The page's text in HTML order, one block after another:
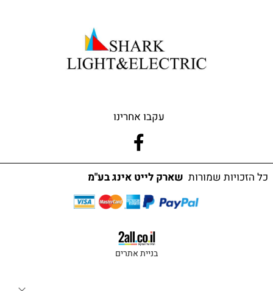
עקבו אחרינו
כל הזכויות שמורות שארק לייט אינג בע"מ
בניית אתרים